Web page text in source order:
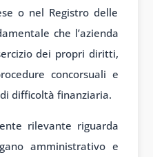
o nel Registro delle
che l’azienda
dei propri diritti,
concorsuali e
difficoltà finanziaria.
rilevante riguarda
amministrativo e